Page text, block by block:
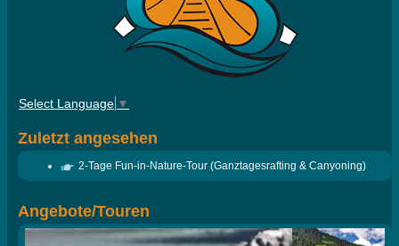
Select Language ▼
Zuletzt angesehen
2-Tage Fun-in-Nature-Tour (Ganztagesrafting & Canyoning)
Angebote/Touren